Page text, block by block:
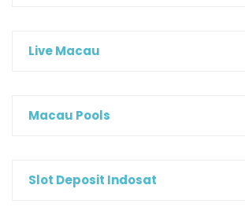
Live Macau
Macau Pools
Slot Deposit Indosat